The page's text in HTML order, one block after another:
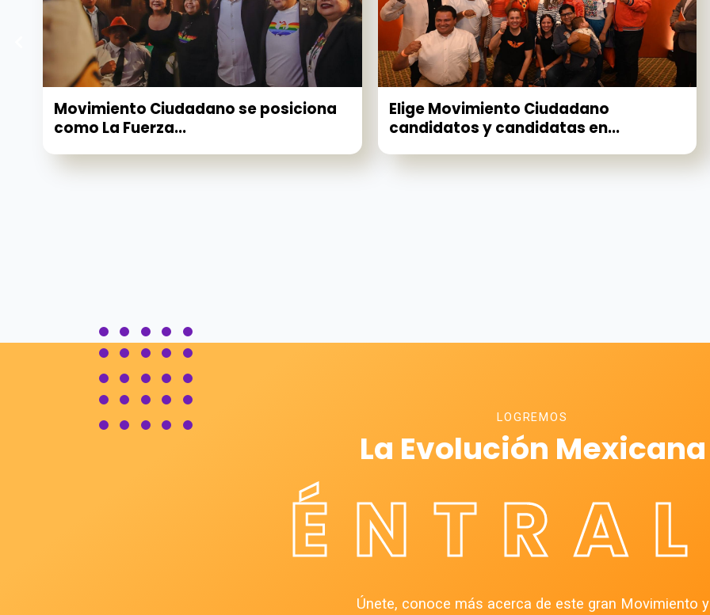
Movimiento Ciudadano se posiciona
como La Fuerza...
Elige Movimiento Ciudadano
candidatos y candidatas en...
LOGREMOS
La Evolución Mexicana
Únete, conoce más acerca de este gran Movimiento y